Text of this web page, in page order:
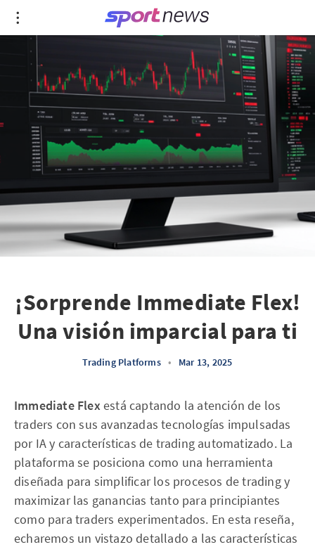
¡Sorprende Immediate Flex!
Una visión imparcial para ti
Trading Platforms • Mar 13, 2025
Immediate Flexestá captando la atención de los
traders con sus avanzadas tecnologías impulsadas
por IA y características de trading automatizado. La
plataforma se posiciona como una herramienta
diseñada para simplificar los procesos de trading y
maximizar las ganancias tanto para principiantes
como para traders experimentados. En esta reseña,
echaremos un vistazo detallado a las características